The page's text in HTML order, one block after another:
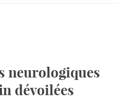
neurologiques
dévoilées